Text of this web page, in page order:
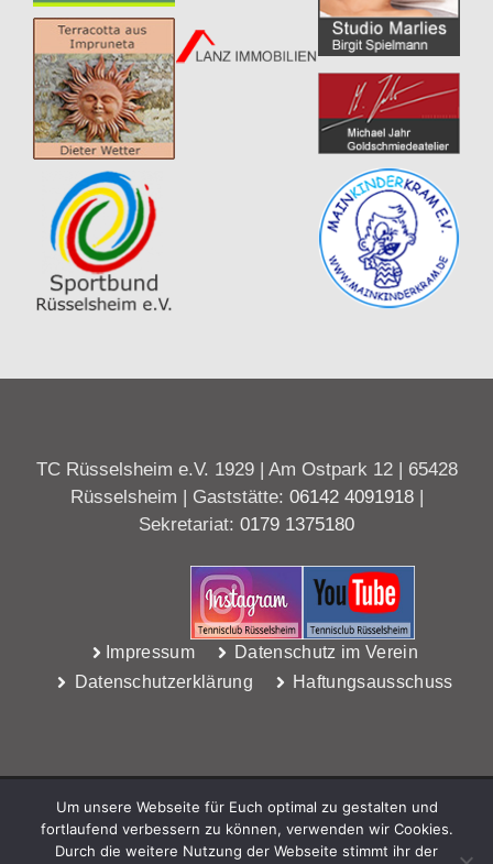
TC Rüsselsheim e.V. 1929 | Am Ostpark 12 | 65428
Rüsselsheim | Gaststätte: 06142 4091918|
Sekretariat: 0179 1375180
Impressum
Datenschutz im Verein
Datenschutzerklärung
Haftungsausschuss
Um unsere Webseite für Euch optimal zu gestalten und
fortlaufend verbessern zu können, verwenden wir Cookies.
Durch die weitere Nutzung der Webseite stimmt ihr der